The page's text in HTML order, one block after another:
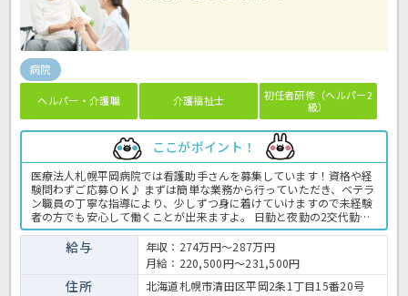
病院
ヘルパー・介護職 介護福祉士
初任者研修（ヘルパー2
級）
ここがポイント！
医療法人札幌平岡病院では看護助手さんを募集しています！資格や経
験問わずご応募ＯＫ♪ まずは簡単な業務から行っていただき、ベテラ
ン職員の丁寧な指導により、少しずつ身に着けていけますので未経験
者の方でも安心して働くことが出来ますよ。 日勤と夜勤の2交代勤務
の為、生活リズムも整えやすく無理なく働いていただけます。 契約職
員としての採用ですが、うれしい賞与もしっかり支給あり！ ご興味を
お持ちでしたらお気軽にほっ介護までお問い合わせくださいね。病院
での介護業務全般です。 ＜介護職 準職員 病院の求人＞
給与
年収：274万円～287万円
月給：220,500円～231,500円
住所 北海道札幌市清田区平岡2条1丁目15番20号